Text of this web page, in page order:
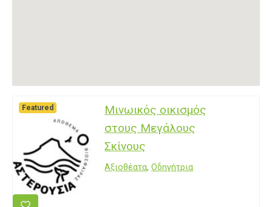
Μινωικός οικισμός
στους Μεγάλους
Σκίνους
Αξιοθέατα,Οδηγήτρια
Featured